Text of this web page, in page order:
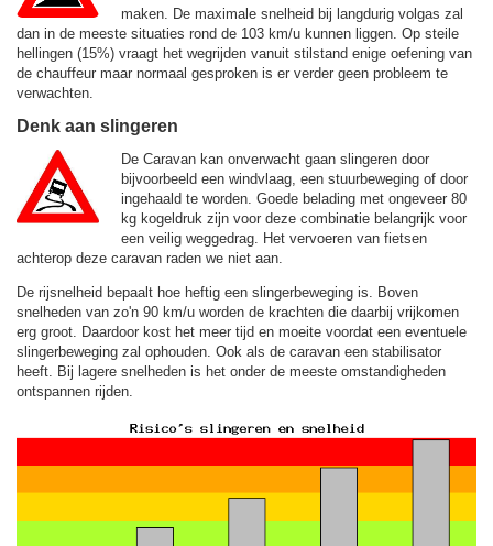
maken. De maximale snelheid bij langdurig volgas zal
dan in de meeste situaties rond de 103 km/u kunnen liggen. Op steile
hellingen (15%) vraagt het wegrijden vanuit stilstand enige oefening van
de chauffeur maar normaal gesproken is er verder geen probleem te
verwachten.
Denk aan slingeren
De Caravan kan onverwacht gaan slingeren door
bijvoorbeeld een windvlaag, een stuurbeweging of door
ingehaald te worden. Goede belading met ongeveer 80
kg kogeldruk zijn voor deze combinatie belangrijk voor
een veilig weggedrag. Het vervoeren van fietsen
achterop deze caravan raden we niet aan.
De rijsnelheid bepaalt hoe heftig een slingerbeweging is. Boven
snelheden van zo'n 90 km/u worden de krachten die daarbij vrijkomen
erg groot. Daardoor kost het meer tijd en moeite voordat een eventuele
slingerbeweging zal ophouden. Ook als de caravan een stabilisator
heeft. Bij lagere snelheden is het onder de meeste omstandigheden
ontspannen rijden.